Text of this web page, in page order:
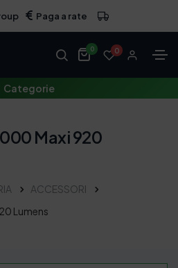
Paga a rate
0 0
Categorie
Maxi 920
ACCESSORI
Lumens